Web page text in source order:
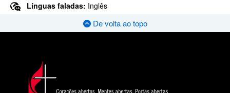
Línguas faladas: Inglês
De volta ao topo